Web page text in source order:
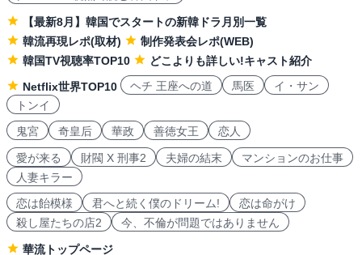
【最新8月】韓国でスタートの新韓ドラ月別一覧
韓流再現レポ(取材)
制作発表会レポ(WEB)
韓国TV視聴率TOP10
どこよりも詳しい!キャスト紹介
Netflix世界TOP10
ヘチ 王座への道 馬医
イ・サン
トンイ
鬼宮
奇皇后 華政 善徳女王 恋人
愛が来る 財閥 X 刑事2 夫婦の結末
マンションのお仕事
人妻キラー
恋は飴模様
君へと続く僕のドリーム!
恋は命がけ
殺し屋たちの店2
今、不倫が問題ではありません
華流トップページ